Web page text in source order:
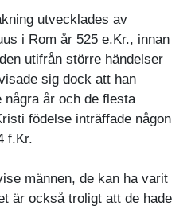
utvecklades av
i Rom år 525 e.Kr., innan
utifrån större händelser
sig dock att han
några år och de flesta
födelse inträffade någon
f.Kr.
männen, de kan ha varit
är också troligt att de hade